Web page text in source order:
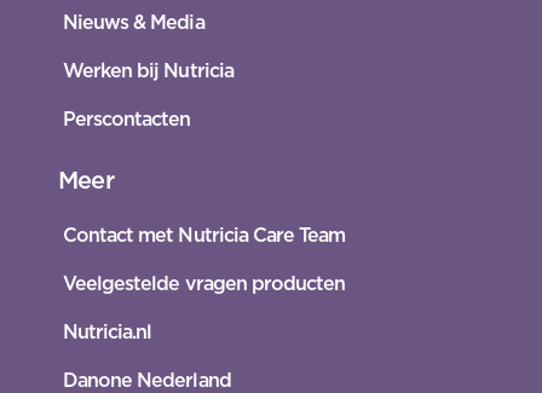
Nieuws & Media
Werken bij Nutricia
Perscontacten
Meer
Contact met Nutricia Care Team
Veelgestelde vragen producten
Nutricia.nl
Danone Nederland